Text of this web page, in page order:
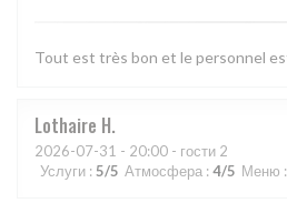
Tout est très bon et le personnel
Lothaire H
2026-07-31 - 20:00 - гости 2
Услуги : 5/5 Атмосфера : 4/5 Меню :